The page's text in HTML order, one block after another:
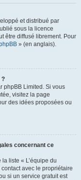
et distribué par
sous la licence
être diffusé librement. Pour
» (en anglais).
?
phpBB Limited. Si vous
visitez la page
des idées proposées ou
concernant ce
liste « L’équipe du
avec le propriétaire
si un service gratuit est